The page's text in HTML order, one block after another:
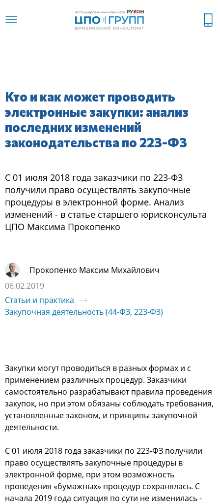
Кто и как может проводить
электронные закупки: анализ
последних изменений
законодательства по 223-ФЗ
С 01 июля 2018 года заказчики по 223-ФЗ
получили право осуществлять закупочные
процедуры в электронной форме. Анализ
изменений - в статье старшего юрисконсульта
ЦПО Максима Прокопенко
Прокопенко Максим Михайлович
06.02.2019
Статьи и практика
Закупочная деятельность (44-ФЗ, 223-ФЗ)
Закупки могут проводиться в разных формах и с
применением различных процедур. Заказчики
самостоятельно разрабатывают правила проведения
закупок, но при этом обязаны соблюдать требования,
установленные законом, и принципы закупочной
деятельности.
С 01 июля 2018 года заказчики по 223-ФЗ получили
право осуществлять закупочные процедуры в
электронной форме, при этом возможность
проведения «бумажных» процедур сохранялась. С
начала 2019 года ситуация по сути не изменилась -